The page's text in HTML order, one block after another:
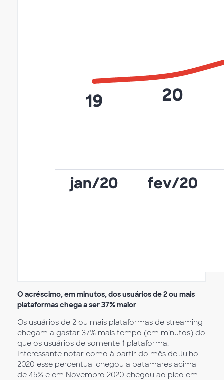
O acréscimo, em minutos, dos usuários de 2 ou mais
plataformas chega a ser 37% maior
Os usuários de 2 ou mais plataformas de streaming
chegam a gastar 37% mais tempo (em minutos) do
que os usuários de somente 1 plataforma.
Interessante notar como à partir do mês de Julho
2020 esse percentual chegou a patamares acima
de 45% e em Novembro 2020 chegou ao pico em